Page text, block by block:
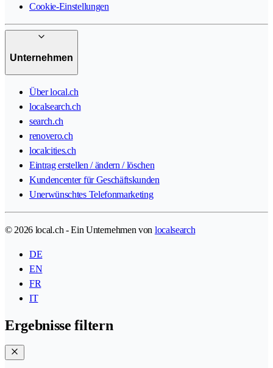
Cookie-Einstellungen
Unternehmen
Über local.ch
localsearch.ch
search.ch
renovero.ch
localcities.ch
Eintrag erstellen / ändern / löschen
Kundencenter für Geschäftskunden
Unerwünschtes Telefonmarketing
© 2026 local.ch - Ein Unternehmen von localsearch
DE
EN
FR
IT
Ergebnisse filtern